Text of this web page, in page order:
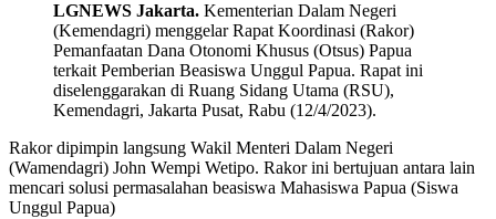
LGNEWS Jakarta. Kementerian Dalam Negeri
(Kemendagri) menggelar Rapat Koordinasi (Rakor)
Pemanfaatan Dana Otonomi Khusus (Otsus) Papua
terkait Pemberian Beasiswa Unggul Papua. Rapat ini
diselenggarakan di Ruang Sidang Utama (RSU),
Kemendagri, Jakarta Pusat, Rabu (12/4/2023).
Rakor dipimpin langsung Wakil Menteri Dalam Negeri
(Wamendagri) John Wempi Wetipo. Rakor ini bertujuan antara lain
mencari solusi permasalahan beasiswa Mahasiswa Papua (Siswa
Unggul Papua)